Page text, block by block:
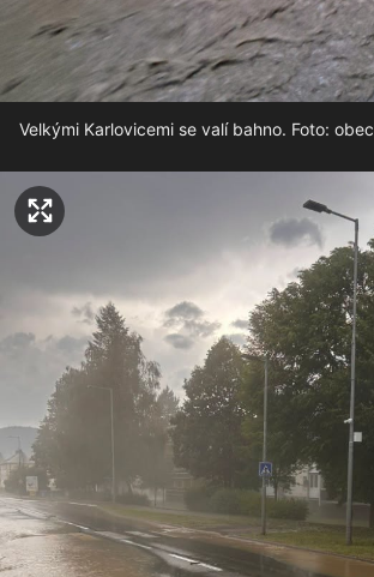
Velkými Karlovicemi se valí bahno. Foto: obec